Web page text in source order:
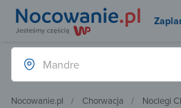
Nocowanie.pl Chorwacja Noclegi